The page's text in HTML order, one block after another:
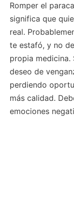
Romper el
significa que
real.
te estafó, y no
propia medicina.
deseo de
perdiendo
más calidad.
emociones